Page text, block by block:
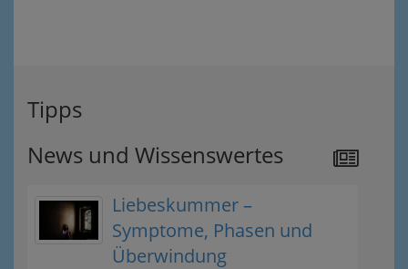
Tipps
News und Wissenswertes
Liebeskummer –
Symptome, Phasen und
Überwindung